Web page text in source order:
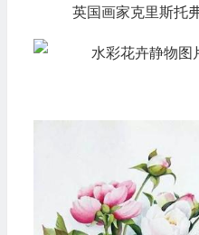
英国画家克里斯托